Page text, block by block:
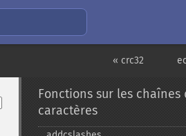
« crc32
Fonctions sur les chaînes
caractères